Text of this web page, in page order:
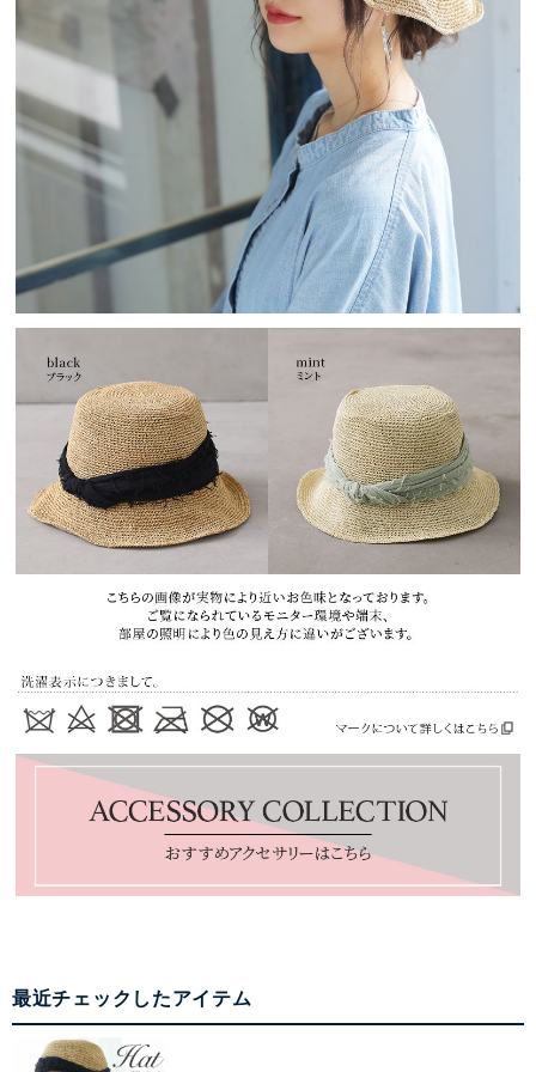
最近チェックしたアイテム